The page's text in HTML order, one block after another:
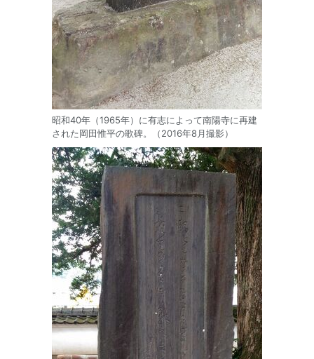
昭和40年（1965年）に有志によって南陽寺に再建
された岡田惟平の歌碑。（2016年8月撮影）